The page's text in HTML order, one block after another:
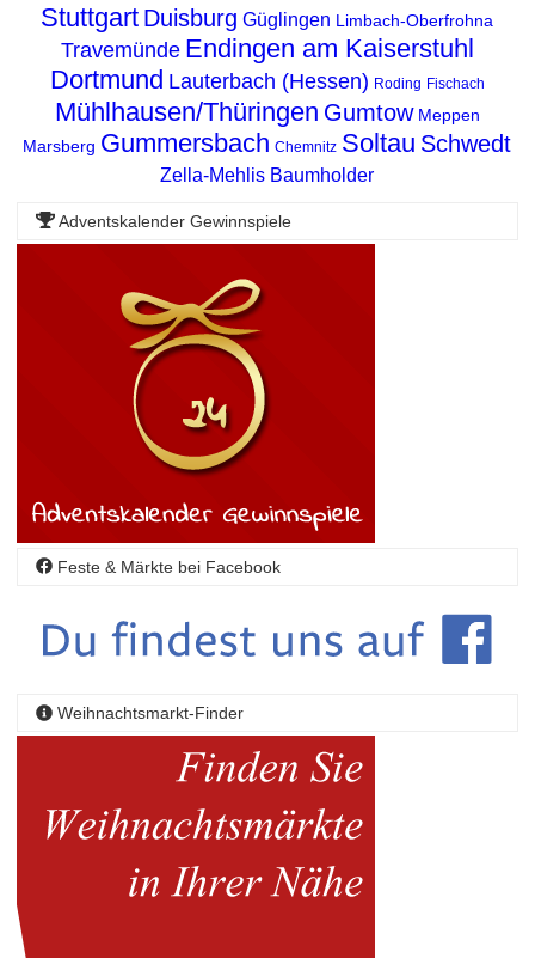
Stuttgart Duisburg Güglingen Limbach-Oberfrohna
Travemünde Endingen am Kaiserstuhl
Dortmund Lauterbach (Hessen) Roding Fischach
Mühlhausen/Thüringen Gumtow Meppen
Marsberg Gummersbach Chemnitz Soltau Schwedt
Zella-Mehlis Baumholder
Adventskalender Gewinnspiele
Feste & Märkte bei Facebook
Weihnachtsmarkt-Finder